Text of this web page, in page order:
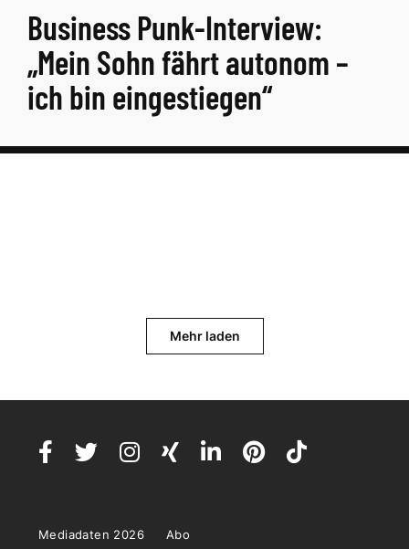
Business Punk-Interview:
„Mein Sohn fährt autonom –
ich bin eingestiegen“
Mehr laden
Mediadaten 2026 Abo